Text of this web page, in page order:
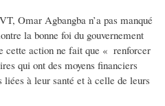
Omar Agbangba n’a pas manqué
la bonne foi du gouvernement
cette action ne fait que « renforcer
qui ont des moyens financiers
à leur santé et à celle de leurs